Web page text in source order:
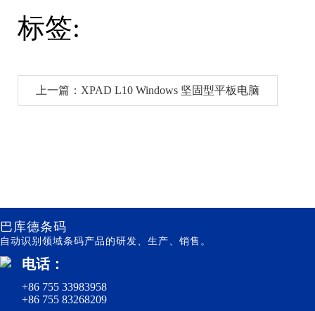
标签:
上一篇：XPAD L10 Windows 坚固型平板电脑
巴库德条码
自动识别领域条码产品的研发、生产、销售。
电话：
+86 755 33983958
+86 755 83268209